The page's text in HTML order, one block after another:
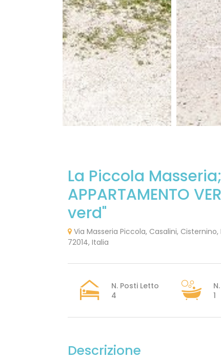
La Piccola Masseria;
APPARTAMENTO
verd"
Via Masseria Piccola, Casalini, Cisternino,
72014, Italia
N. Posti Letto
4
1
Descrizione